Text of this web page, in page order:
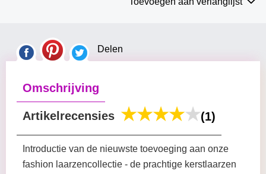
Delen
Omschrijving
Artikelrecensies (1)
Introductie van de nieuwste toevoeging aan onze
fashion laarzencollectie - de prachtige kerstlaarzen